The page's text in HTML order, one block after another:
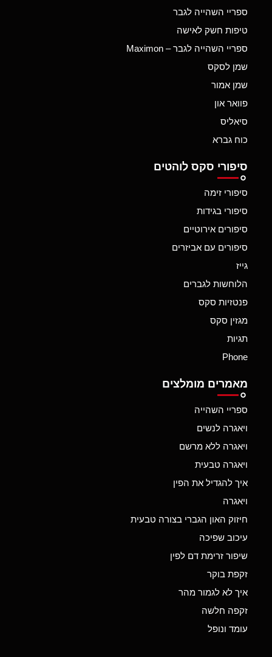
ספריי השהייה לגבר
טיפות חשק לאישה
ספריי השהייה לגבר – Maximon
שמן לסקס
שמן אמור
פוואר און
סיאליס
כוח גברא
סיפורי סקס לוהטים
סיפורי זימה
סיפורי בגידות
סיפורים אירוטיים
סיפורים עם אביזרים
גייז
הלוחשות לגברים
פנטזיות סקס
מגזין סקס
תגיות
Phone
מאמרים מומלצים
ספריי השהייה
ויאגרה לנשים
ויאגרה ללא מרשם
ויאגרה טבעית
איך להגדיל את הפין
ויאגרה
חיזוק האון הגברי בצורה טבעית
עיכוב שפיכה
שיפור זרימת דם לפין
זקפת בוקר
איך לא לגמור מהר
זקפה חלשה
עומד ונופל